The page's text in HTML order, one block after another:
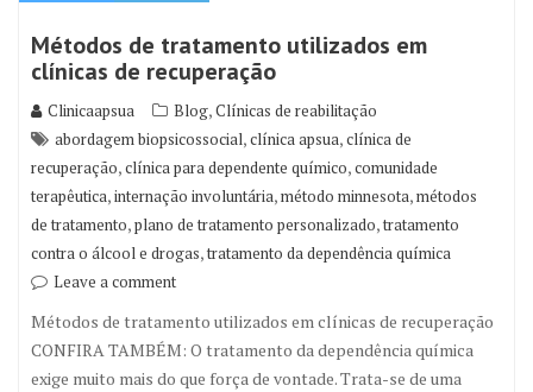
Métodos de tratamento utilizados em
clínicas de recuperação
Clinicaapsua Blog,Clínicas de reabilitação
abordagem biopsicossocial,clínica apsua,clínica de
recuperação,clínica para dependente químico,comunidade
terapêutica,internação involuntária,método minnesota,métodos
de tratamento,plano de tratamento personalizado,tratamento
contra o álcool e drogas,tratamento da dependência química
Leave a comment
Métodos de tratamento utilizados em clínicas de recuperação
CONFIRA TAMBÉM: O tratamento da dependência química
exige muito mais do que força de vontade. Trata-se de uma